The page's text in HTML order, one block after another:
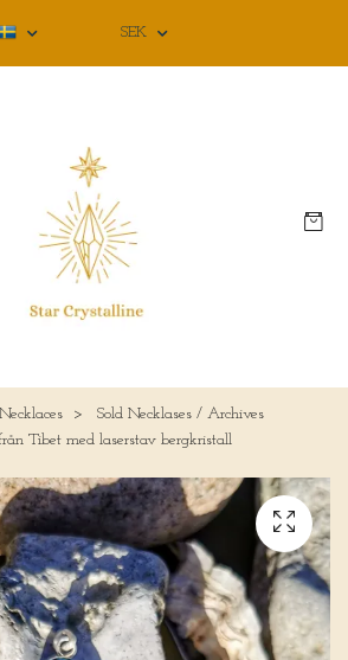
SEK
Sold Necklases / Archives
Tibet med laserstav bergkristall